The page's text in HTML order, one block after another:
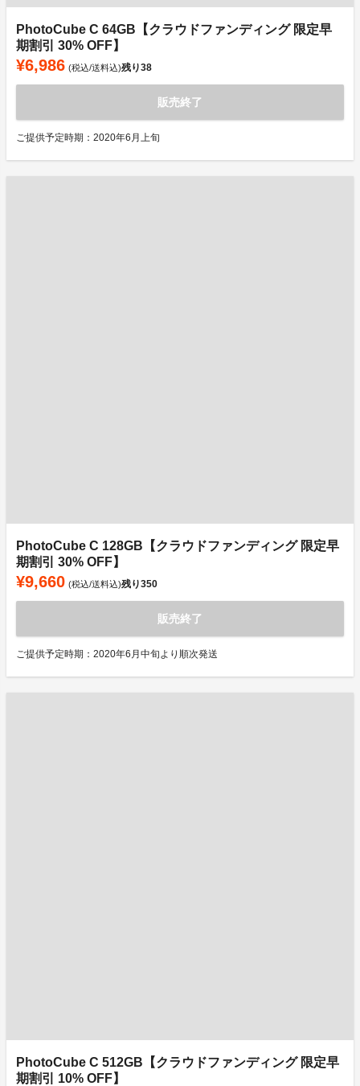
PhotoCube C 64GB【クラウドファンディング 限定早
期割引 30% OFF】
¥6,986 (税込/送料込)残り38
販売終了
ご提供予定時期：2020年6月上旬
PhotoCube C 128GB【クラウドファンディング 限定早
期割引 30% OFF】
¥9,660 (税込/送料込)残り350
販売終了
ご提供予定時期：2020年6月中旬より順次発送
PhotoCube C 512GB【クラウドファンディング 限定早
期割引 10% OFF】